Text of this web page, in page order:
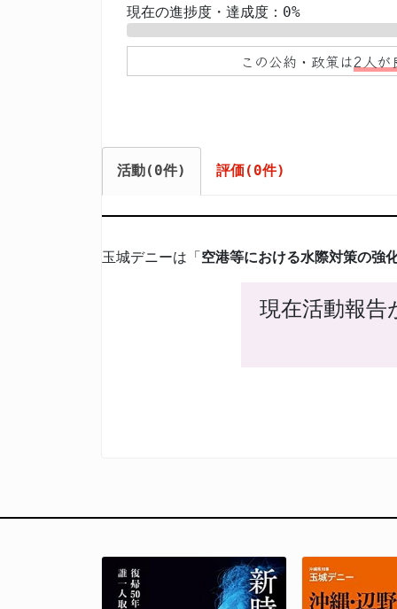
現在の進捗度・達成度：0%
この公約・政策は2人が
活動(0件) 評価(0件)
玉城デニーは「空港等における水際対策の強
現在活動報